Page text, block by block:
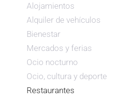
Alojamientos
Alquiler de vehículos
Bienestar
Mercados y ferias
Ocio nocturno
Ocio, cultura y deporte
Restaurantes